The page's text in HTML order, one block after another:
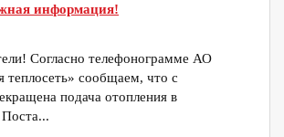
информация!
Согласно телефонограмме АО
теплосеть» сообщаем, что с
подача отопления в
Поста...